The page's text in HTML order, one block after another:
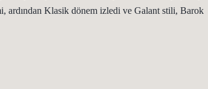
ardından Klasik dönem izledi ve Galant stili, Barok